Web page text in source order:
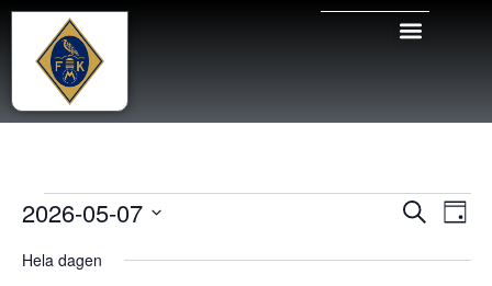
Sök Dag
2026-05-07
datum.
Hela dagen